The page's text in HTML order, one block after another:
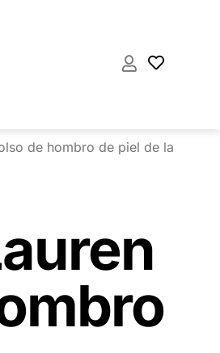
de hombro de piel de la